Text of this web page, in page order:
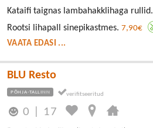
Kataifi taignas lambahakklihaga rullid.
Rootsi lihapall sinepikastmes. 7,90€
VAATA EDASI ...
BLU Resto
PÕHJA-TALLINN
0 17